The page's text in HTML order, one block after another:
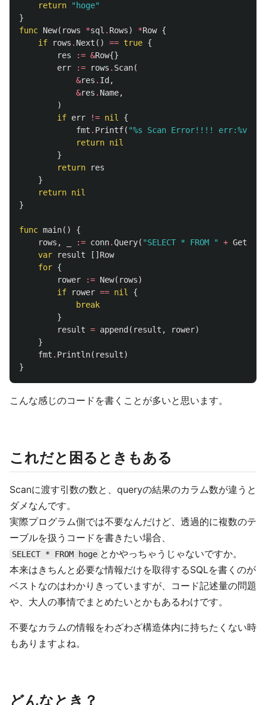
return
"hoge"
}
func New( rows *sql . Rows) *Row {
if
rows . Next () == true {
res
:= &Row{}
err
:= rows . Scan(
&res . Id ,
&res . Name,
)
if err != nil
{
fmt . Printf( "%s Scan Error!!!! err:%v
return nil
}
return
res
}
return nil
}
func main()
{
rows , := conn.Query( "SELECT * FROM " +
var
result [] Row
for {
rower
:= New( rows)
if
rower == nil
{
break
}
result = append ( result , rower)
}
fmt . Println( result)
}
こんな感じのコードを書くことが多いと思います。
これだと困るときもある
Scanに渡す引数の数と、queryの結果のカラム数が違うと
ダメなんです。
実際プログラム側では不要なんだけど、透過的に複数のテ
ーブルを扱うコードを書きたい場合、
SELECT * FROM hoge とかやっちゃうじゃないですか。
本来はきちんと必要な情報だけを取得するSQLを書くのが
ベストなのはわかりきっていますが、コード記述量の問題
や、大人の事情でまとめたいとかもあるわけです。
不要なカラムの情報をわざわざ構造体内に持ちたくない時
もありますよね。
どんなとき？